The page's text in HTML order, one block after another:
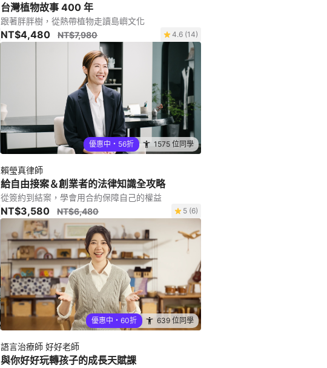
台灣植物故事 400 年
跟著胖胖樹，從熱帶植物走讀島嶼文化
NT$4,480 NT$7,980 4.6 (14)
優惠中・56折 1575 位同學
賴瑩真律師
給自由接案＆創業者的法律知識全攻略
從簽約到結案，學會用合約保障自己的權益
NT$3,580 NT$6,480 5 (6)
優惠中・60折 639 位同學
語言治療師 好好老師
與你好好玩轉孩子的成長天賦課